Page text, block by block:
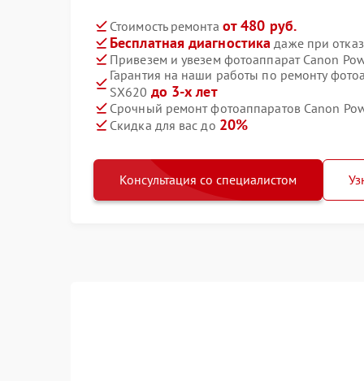
Стоимость ремонта от 480 руб.
Бесплатная диагностика даже при
Привезем и увезем фотоаппарат Canon
Гарантия на наши работы по ремонту
SX620 до 3-х лет
Срочный ремонт фотоаппаратов Canon
Скидка для вас до 20%
Консультация со специалистом